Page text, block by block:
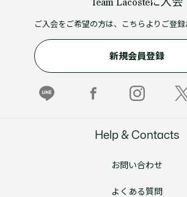
ご入会をご希望の方は、こちらよりご登録
新規会員登録
Help & Contacts
お問い合わせ
よくある質問